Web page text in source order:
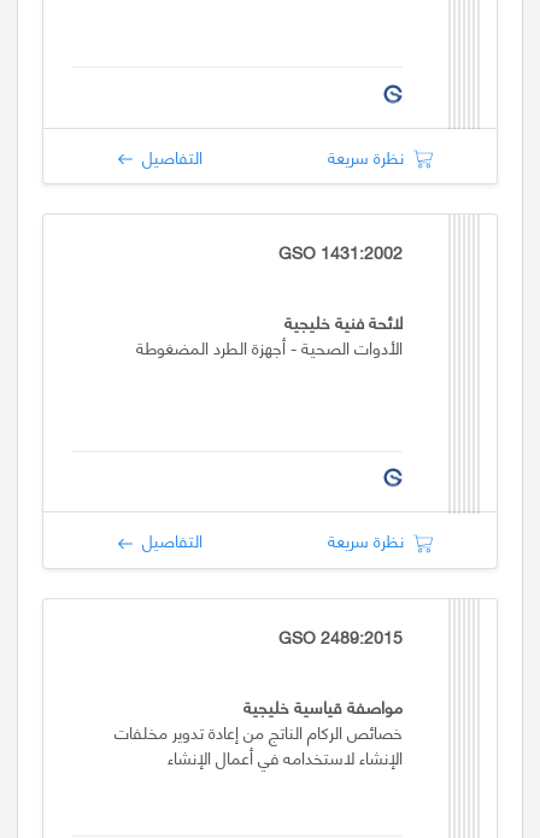
نظرة سريعة التفاصيل
GSO 1431:2002
لائحة فنية خليجية
الأدوات الصحية - أجهزة الطرد المضغوطة
نظرة سريعة التفاصيل
GSO 2489:2015
مواصفة قياسية خليجية
خصائص الركام الناتج من إعادة تدوير مخلفات
الإنشاء لاستخدامه في أعمال الإنشاء